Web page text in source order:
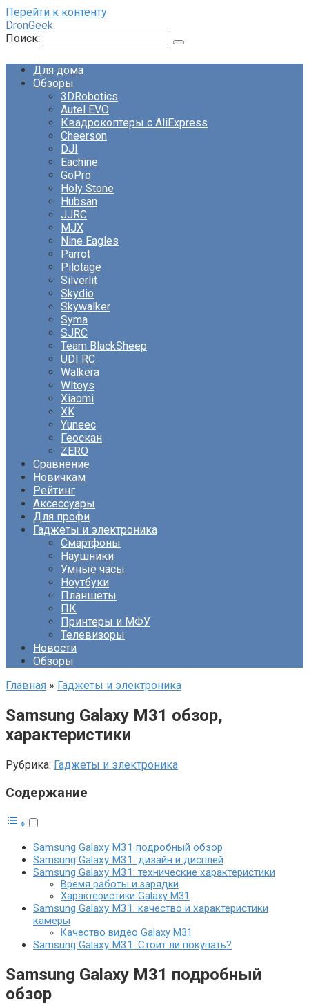
Перейти к контенту
DronGeek
Поиск:
Для дома
Обзоры
3DRobotics
Autel EVO
Квадрокоптеры с AliExpress
Cheerson
DJI
Eachine
GoPro
Holy Stone
Hubsan
JJRC
MJX
Nine Eagles
Parrot
Pilotage
Silverlit
Skydio
Skywalker
Syma
SJRC
Team BlackSheep
UDI RC
Walkera
Wltoys
Xiaomi
XK
Yuneec
Геоскан
ZERO
Сравнение
Новичкам
Рейтинг
Аксессуары
Для профи
Гаджеты и электроника
Смартфоны
Наушники
Умные часы
Ноутбуки
Планшеты
ПК
Принтеры и МФУ
Телевизоры
Новости
Обзоры
Главная » Гаджеты и электроника
Samsung Galaxy M31 обзор,
характеристики
Рубрика: Гаджеты и электроника
Содержание
Samsung Galaxy M31 подробный обзор
Samsung Galaxy M31: дизайн и дисплей
Samsung Galaxy M31: технические характеристики
Время работы и зарядки
Характеристики Galaxy M31
Samsung Galaxy M31: качество и характеристики
камеры
Качество видео Galaxy M31
Samsung Galaxy M31: Стоит ли покупать?
Samsung Galaxy M31 подробный
обзор